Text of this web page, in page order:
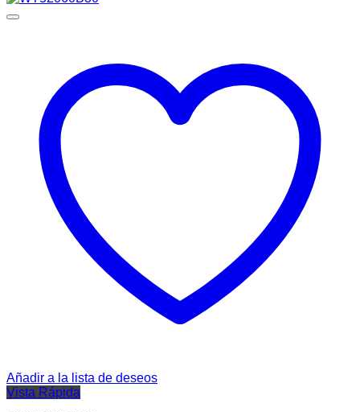
Añadir a la lista de deseos
Vista Rápida